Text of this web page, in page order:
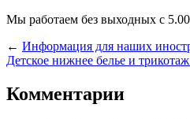
Мы работаем без выходных с
← Информация для наших
Детское нижнее белье и
Комментарии